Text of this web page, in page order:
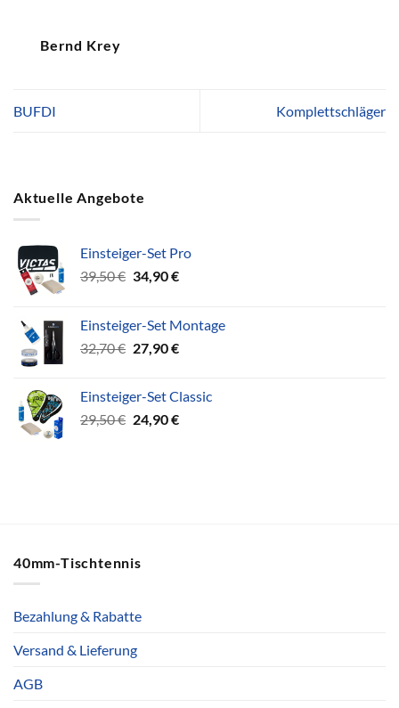
Bernd Krey
BUFDI Komplettschläger
Aktuelle Angebote
Einsteiger-Set Pro
39,50€ Ursprünglicher
39,50 €
34,90€Aktueller
34,90 €.
Einsteiger-Set Montage
32,70€ Ursprünglicher
32,70 €
27,90€Aktueller
27,90 €.
Einsteiger-Set Classic
29,50€ Ursprünglicher
24,90€Aktueller
40mm-Tischtennis
Bezahlung & Rabatte
Versand & Lieferung
AGB